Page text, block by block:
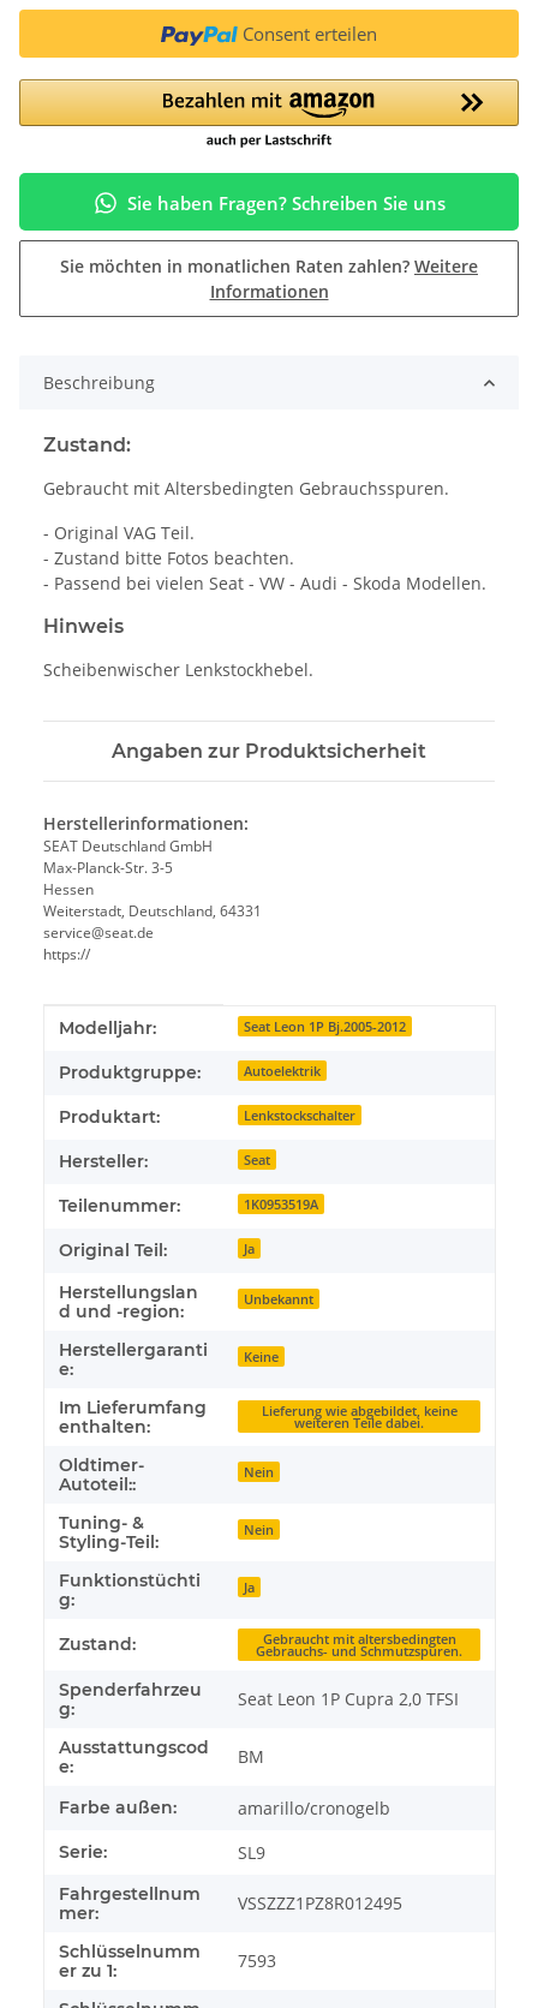
Consent erteilen
Sie haben Fragen? Schreiben Sie uns
Sie möchten in monatlichen Raten zahlen? Weitere
Informationen
Beschreibung
Zustand:
Gebraucht mit Altersbedingten Gebrauchsspuren.
- Original VAG Teil.
- Zustand bitte Fotos beachten.
- Passend bei vielen Seat - VW - Audi - Skoda Modellen.
Hinweis
Scheibenwischer Lenkstockhebel.
Angaben zur Produktsicherheit
Herstellerinformationen:
SEAT Deutschland GmbH
Max-Planck-Str. 3-5
Hessen
Weiterstadt, Deutschland, 64331
service@seat.de
https://
Produkteigenschaft
Wert
Modelljahr: Seat Leon 1P Bj.2005-2012
Produktgruppe: Autoelektrik
Produktart: Lenkstockschalter
Hersteller: Seat
Teilenummer: 1K0953519A
Original Teil: Ja
Herstellungslan
d und -region:
Unbekannt
Herstellergaranti
e:
Keine
Im Lieferumfang
enthalten:
Lieferung wie abgebildet, keine
weiteren Teile dabei.
Oldtimer-
Autoteil::
Nein
Tuning- &
Styling-Teil:
Nein
Funktionstüchti
g:
Ja
Zustand: Gebraucht mit altersbedingten
Gebrauchs- und Schmutzspuren.
Spenderfahrzeu
g:
Seat Leon 1P Cupra 2,0 TFSI
Ausstattungscod
e:
BM
Farbe außen: amarillo/cronogelb
Serie: SL9
Fahrgestellnum
mer:
VSSZZZ1PZ8R012495
Schlüsselnumm
er zu 1:
7593